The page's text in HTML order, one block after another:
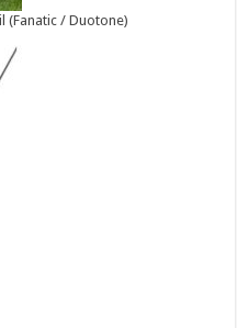
(Fanatic / Duotone)